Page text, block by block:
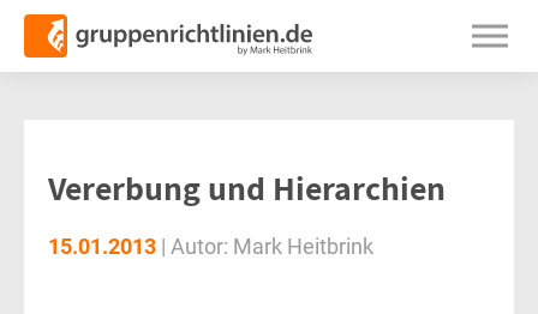
Vererbung und Hierarchien
15.01.2013 | Autor: Mark Heitbrink